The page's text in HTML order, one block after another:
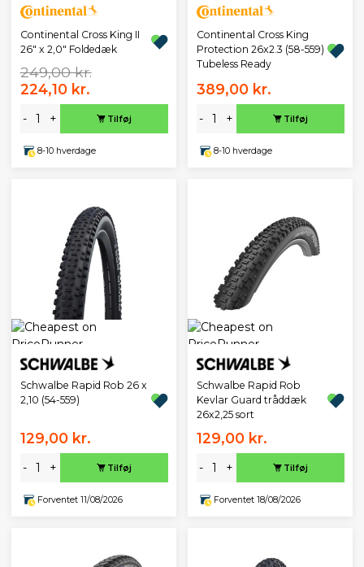
Continental Cross King II
26" x 2,0" Foldedæk
249,00 kr.
224,10 kr.
- + Tilføj
8-10 hverdage
Continental Cross King
Protection 26x2.3 (58-559)
Tubeless Ready
389,00 kr.
- + Tilføj
8-10 hverdage
Schwalbe Rapid Rob 26 x
2,10 (54-559)
129,00 kr.
- + Tilføj
Forventet 11/08/2026
Schwalbe Rapid Rob
Kevlar Guard tråddæk
26x2,25 sort
129,00 kr.
- + Tilføj
Forventet 18/08/2026